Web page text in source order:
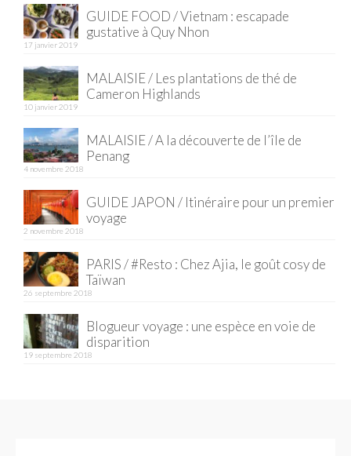
Quy Nhon
EUROPE
France
Paris
Saint-Malo
Vendée
Berlin
GUIDE FOOD / Vietnam : escapade
gustative à Quy Nhon
17 janvier 2019
MALAISIE / Les plantations de thé de
Cameron Highlands
10 janvier 2019
MALAISIE / A la découverte de l’île de
Penang
4 novembre 2018
GUIDE JAPON / Itinéraire pour un premier
voyage
2 novembre 2018
PARIS / #Resto : Chez Ajia, le goût cosy de
Taïwan
26 septembre 2018
Blogueur voyage : une espèce en voie de
disparition
19 septembre 2018